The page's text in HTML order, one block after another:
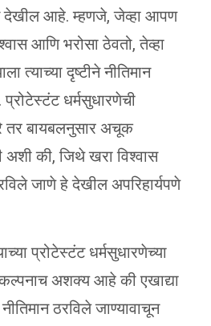
देखील आहे. म्हणजे, जेव्हा आपण
आणि भरोसा ठेवतो, तेव्हा
त्याच्या दृष्टीने नीतिमान
धर्मसुधारणेची
तर बायबलनुसार अचूक
की, जिथे खरा विश्वास
जाणे हे देखील अपरिहार्यपणे
प्रोटेस्टंट धर्मसुधारणेच्या
अशक्य आहे की एखाद्या
ठरविले जाण्यावाचून